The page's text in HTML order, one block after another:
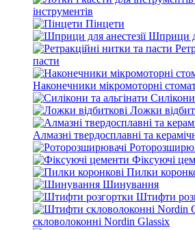
інструментів
Пінцети
Шприци
пасти
Наконечники мікромоторні
Силікони
Ложки
Алмазні твердосплавні та
Фіксуючі
Пилки
Шинування
Штифти
скловолоконні Nordin Glassix